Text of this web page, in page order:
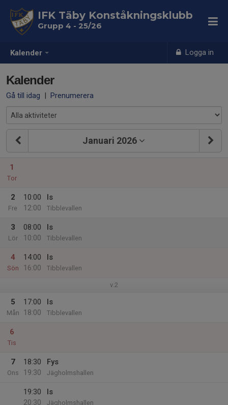
Kalender Logga in
IFK Täby Konståkningsklubb
Grupp 4 - 25/26
Kalender
Gå till idag | Prenumerera
Januari 2026
1
Tor
2
Fre
10:00
12:00
Is
Tibblevallen
3
Lör
08:00
10:00
Is
Tibblevallen
4
Sön
14:00
16:00
Is
Tibblevallen
v.2
5
Mån
17:00
18:00
Is
Tibblevallen
6
Tis
7
Ons
18:30
19:30
Fys
Jägholmshallen
19:30
20:30
Is
Jägholmshallen